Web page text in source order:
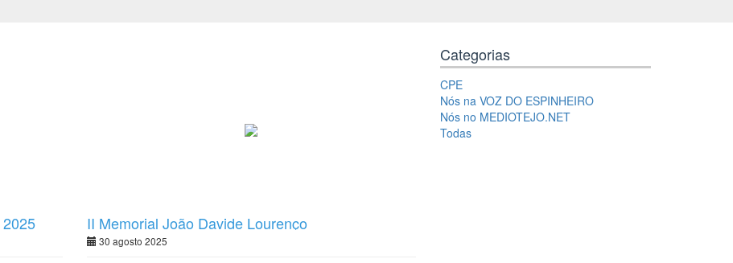
II Memorial João Davide Lourenço
30 agosto 2025
Categorias
CPE
Nós na VOZ DO ESPINHEIRO
Nós no MEDIOTEJO.NET
Todas